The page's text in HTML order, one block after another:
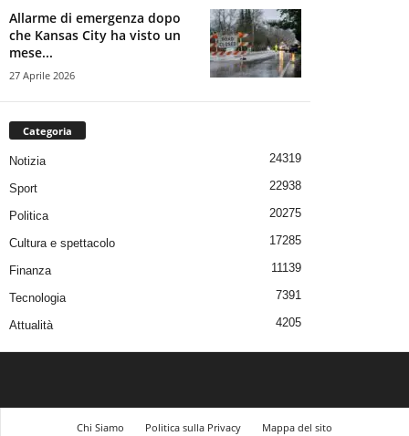
Allarme di emergenza dopo
che Kansas City ha visto un
mese...
27 Aprile 2026
Categoria
Notizia 24319
Sport 22938
Politica 20275
Cultura e spettacolo 17285
Finanza 11139
Tecnologia 7391
Attualità 4205
Chi Siamo Politica sulla Privacy Mappa del sito